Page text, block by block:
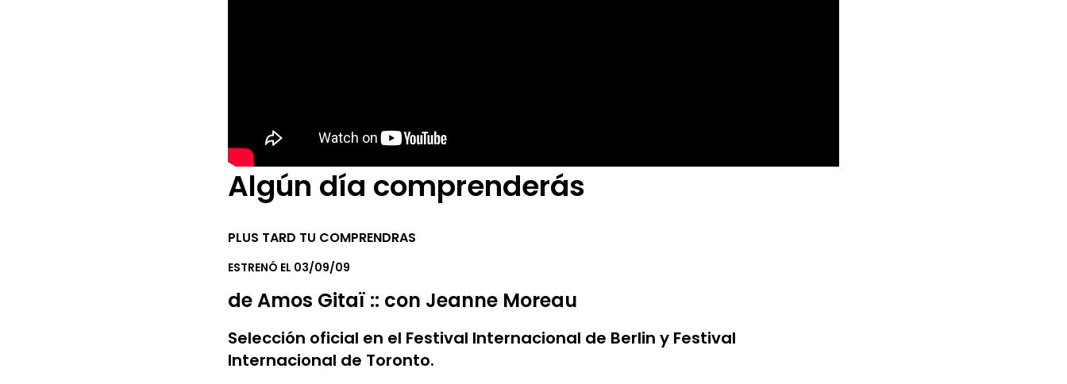
Algún día comprenderás
PLUS TARD TU COMPRENDRAS
ESTRENÓ EL 03/09/09
de Amos Gitaï :: con Jeanne Moreau
Selección oficial en el Festival Internacional de Berlin y Festival
Internacional de Toronto.